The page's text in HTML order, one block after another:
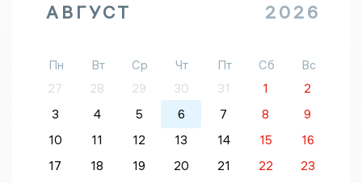
АВГУСТ 2026
Пн Вт Ср Чт Пт Сб
Вс
27
28 29 30 31 1
2
3
4 5 6 7 8
9
10
11 12 13 14 15
16
17
18 19 20 21 22
23